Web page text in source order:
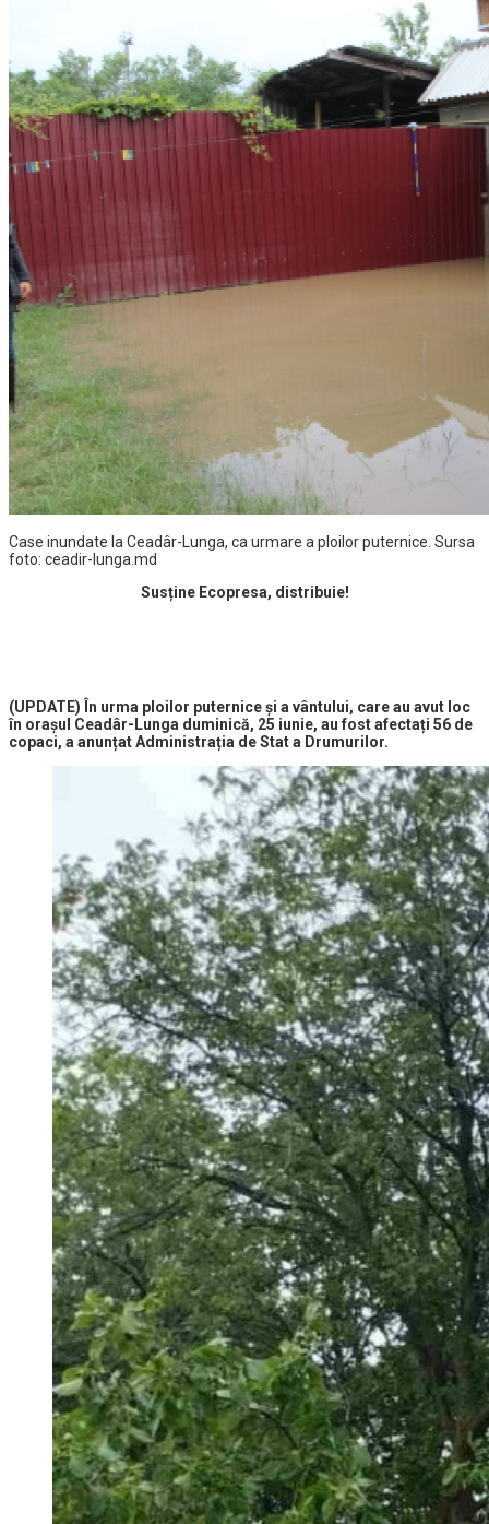
Case inundate la Ceadâr-Lunga, ca urmare a ploilor puternice. Sursa
foto: ceadir-lunga.md
Susține Ecopresa, distribuie!
(UPDATE) În urma ploilor puternice și a vântului, care au avut loc
în orașul Ceadâr-Lunga duminică, 25 iunie, au fost afectați 56 de
copaci, a anunțat Administrația de Stat a Drumurilor.